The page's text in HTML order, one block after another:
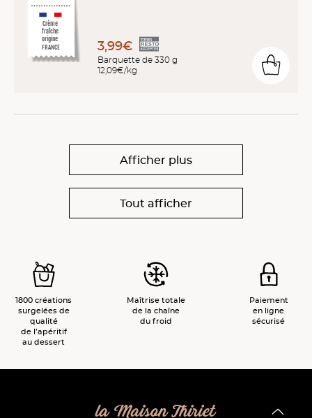
Crème
fraîche
origine
FRANCE
3,99€
Barquette de 330 g
12,09€/kg
Afficher plus
Tout afficher
1800 créations
surgelées de
qualité
de l’apéritif
au dessert
Maîtrise totale
de la chaîne
du froid
Paiement
en ligne
sécurisé
la Maison Thiriet